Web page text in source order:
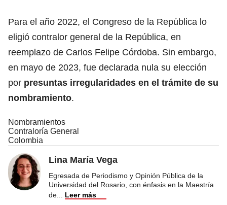
Para el año 2022, el Congreso de la República lo
eligió contralor general de la República, en
reemplazo de Carlos Felipe Córdoba. Sin embargo,
en mayo de 2023, fue declarada nula su elección
por presuntas irregularidades en el trámite de su
nombramiento.
Nombramientos
Contraloría General
Colombia
Lina María Vega
Egresada de Periodismo y Opinión Pública de la
Universidad del Rosario, con énfasis en la Maestría
de
Leer más